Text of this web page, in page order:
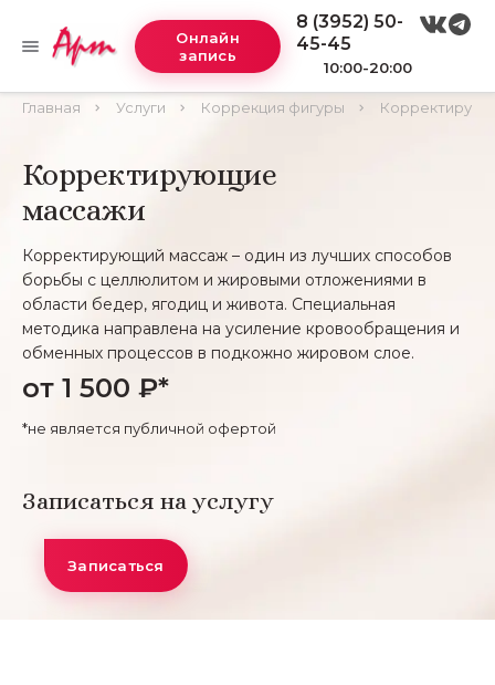
Онлайн
запись
8 (3952) 50-
45-45
10:00-20:00
Главная Услуги Коррекция фигуры
Корректирующие
массажи
Корректирующий массаж – один из лучших способов
борьбы с целлюлитом и жировыми отложениями в
области бедер, ягодиц и живота. Специальная
методика направлена на усиление кровообращения и
обменных процессов в подкожно жировом слое.
от 1 500 ₽*
*не является публичной офертой
Записаться на услугу
Записаться